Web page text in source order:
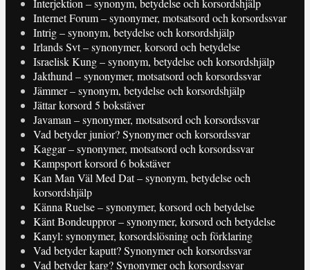
Interjektion – synonym, betydelse och korsordshjälp
Internet Forum – synonymer, motsatsord och korsordssvar
Intrig – synonym, betydelse och korsordshjälp
Irlands Svt – synonymer, korsord och betydelse
Israelisk Kung – synonym, betydelse och korsordshjälp
Jakthund – synonymer, motsatsord och korsordssvar
Jämmer – synonym, betydelse och korsordshjälp
Jättar korsord 5 bokstäver
Javaman – synonymer, motsatsord och korsordssvar
Vad betyder junior? Synonymer och korsordssvar
Kaggar – synonymer, motsatsord och korsordssvar
Kampsport korsord 6 bokstäver
Kan Man Väl Med Dat – synonym, betydelse och
korsordshjälp
Känna Ruelse – synonymer, korsord och betydelse
Känt Bondeuppror – synonymer, korsord och betydelse
Kanyl: synonymer, korsordslösning och förklaring
Vad betyder kaputt? Synonymer och korsordssvar
Vad betyder karg? Synonymer och korsordssvar